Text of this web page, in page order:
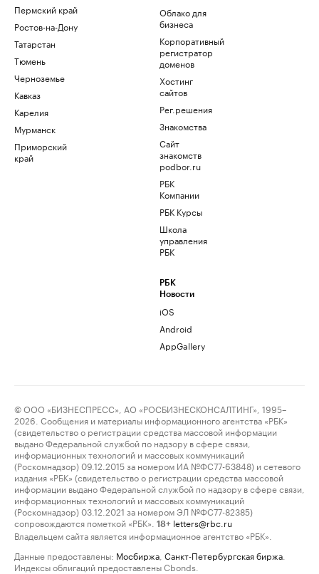
Пермский край
Ростов-на-Дону
Татарстан
Тюмень
Черноземье
Кавказ
Карелия
Мурманск
Приморский
край
Облако для
бизнеса
Корпоративный
регистратор
доменов
Хостинг
сайтов
Рег.решения
Знакомства
Сайт
знакомств
podbor.ru
РБК
Компании
РБК Курсы
Школа
управления
РБК
РБК
Новости
iOS
Android
AppGallery
© ООО «БИЗНЕСПРЕСС», АО «РОСБИЗНЕСКОНСАЛТИНГ», 1995–
2026. Сообщения и материалы информационного агентства «РБК»
(свидетельство о регистрации средства массовой информации
выдано Федеральной службой по надзору в сфере связи,
информационных технологий и массовых коммуникаций
(Роскомнадзор) 09.12.2015 за номером ИА №ФС77-63848) и сетевого
издания «РБК» (свидетельство о регистрации средства массовой
информации выдано Федеральной службой по надзору в сфере связи,
информационных технологий и массовых коммуникаций
(Роскомнадзор) 03.12.2021 за номером ЭЛ №ФС77-82385)
сопровождаются пометкой «РБК».
18+ letters@rbc.ru
Владельцем сайта является информационное агентство «РБК».
Данные предоставлены: Мосбиржа Санкт-Петербургская биржа
Индексы облигаций предоставлены Cbonds.